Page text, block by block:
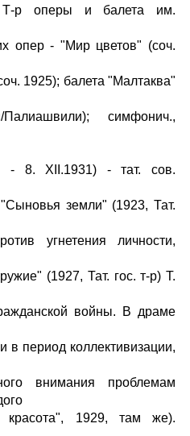
Т-р оперы и балета им.
опер - "Мир цветов" (соч.
1925); балета "Малтаква"
симфонич.,
- 8. XII.1931) - тат. сов.
земли" (1923, Тат.
угнетения личности,
(1927, Тат. гос. т-р) Т.
войны. В драме
в период коллективизации,
внимания проблемам
красота", 1929, там же).